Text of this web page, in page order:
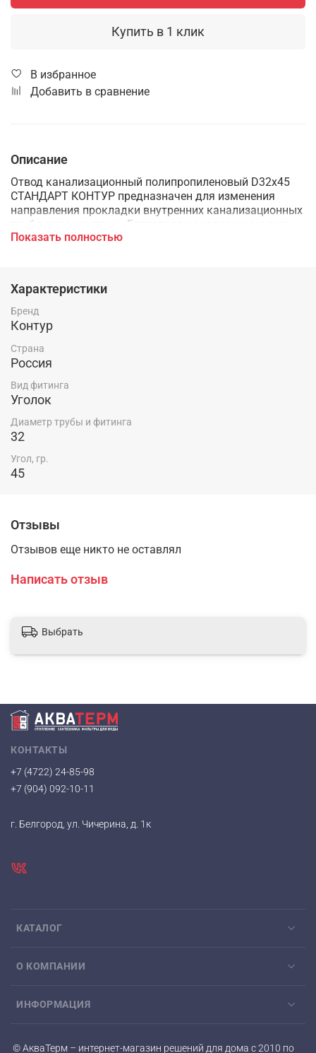
Купить в 1 клик
В избранное
Добавить в сравнение
Описание
Отвод канализационный полипропиленовый D32х45
СТАНДАРТ КОНТУР предназначен для изменения
направления прокладки внутренних канализационных
труб в ходе монтажа. Благодаря канализационному
отводу можно повернуть трубу в любую сторону
Показать полностью
Характеристики
Бренд
Контур
Страна
Россия
Вид фитинга
Уголок
Диаметр трубы и фитинга
32
Угол, гр.
45
Отзывы
Отзывов еще никто не оставлял
Написать отзыв
Выбрать
КАТАЛОГ
О КОМПАНИИ
ИНФОРМАЦИЯ
КОНТАКТЫ
+7 (4722) 24-85-98
+7 (904) 092-10-11
г. Белгород, ул. Чичерина, д. 1к
© АкваТерм – интернет-магазин решений для дома с 2010 по